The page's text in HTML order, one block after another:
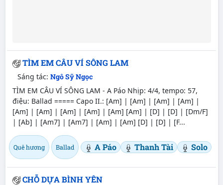
TÌM EM CÂU VÍ SÔNG LAM
Sáng tác: Ngô Sỹ Ngọc
TÌM EM CÂU VÍ SÔNG LAM - A Páo Nhịp: 4/4, tempo: 57,
điệu: Ballad ===== Capo II.: [Am] | [Am] | [Am] | [Am] |
[Am] | [Am] | [Am] | [Am] | [Am] [Am] | [D] | [D] | [Dm/F]
| [Ab] | [Am7] | [Am7] | [Am] | [Am] [D] | [D] | [F...
Quê hương Ballad A Páo Thanh Tài Solo
CHỖ DỰA BÌNH YÊN